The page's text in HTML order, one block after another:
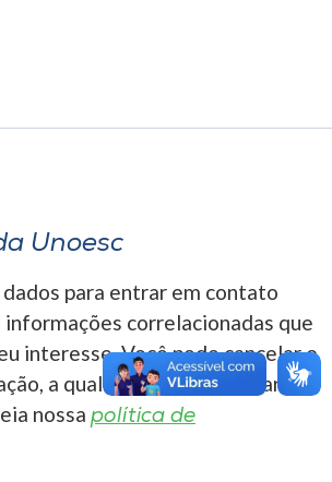
Unoesc
para entrar em contato
informações correlacionadas que
interesse. Você pode cancelar o
a qualquer momento. Para
nossa política de